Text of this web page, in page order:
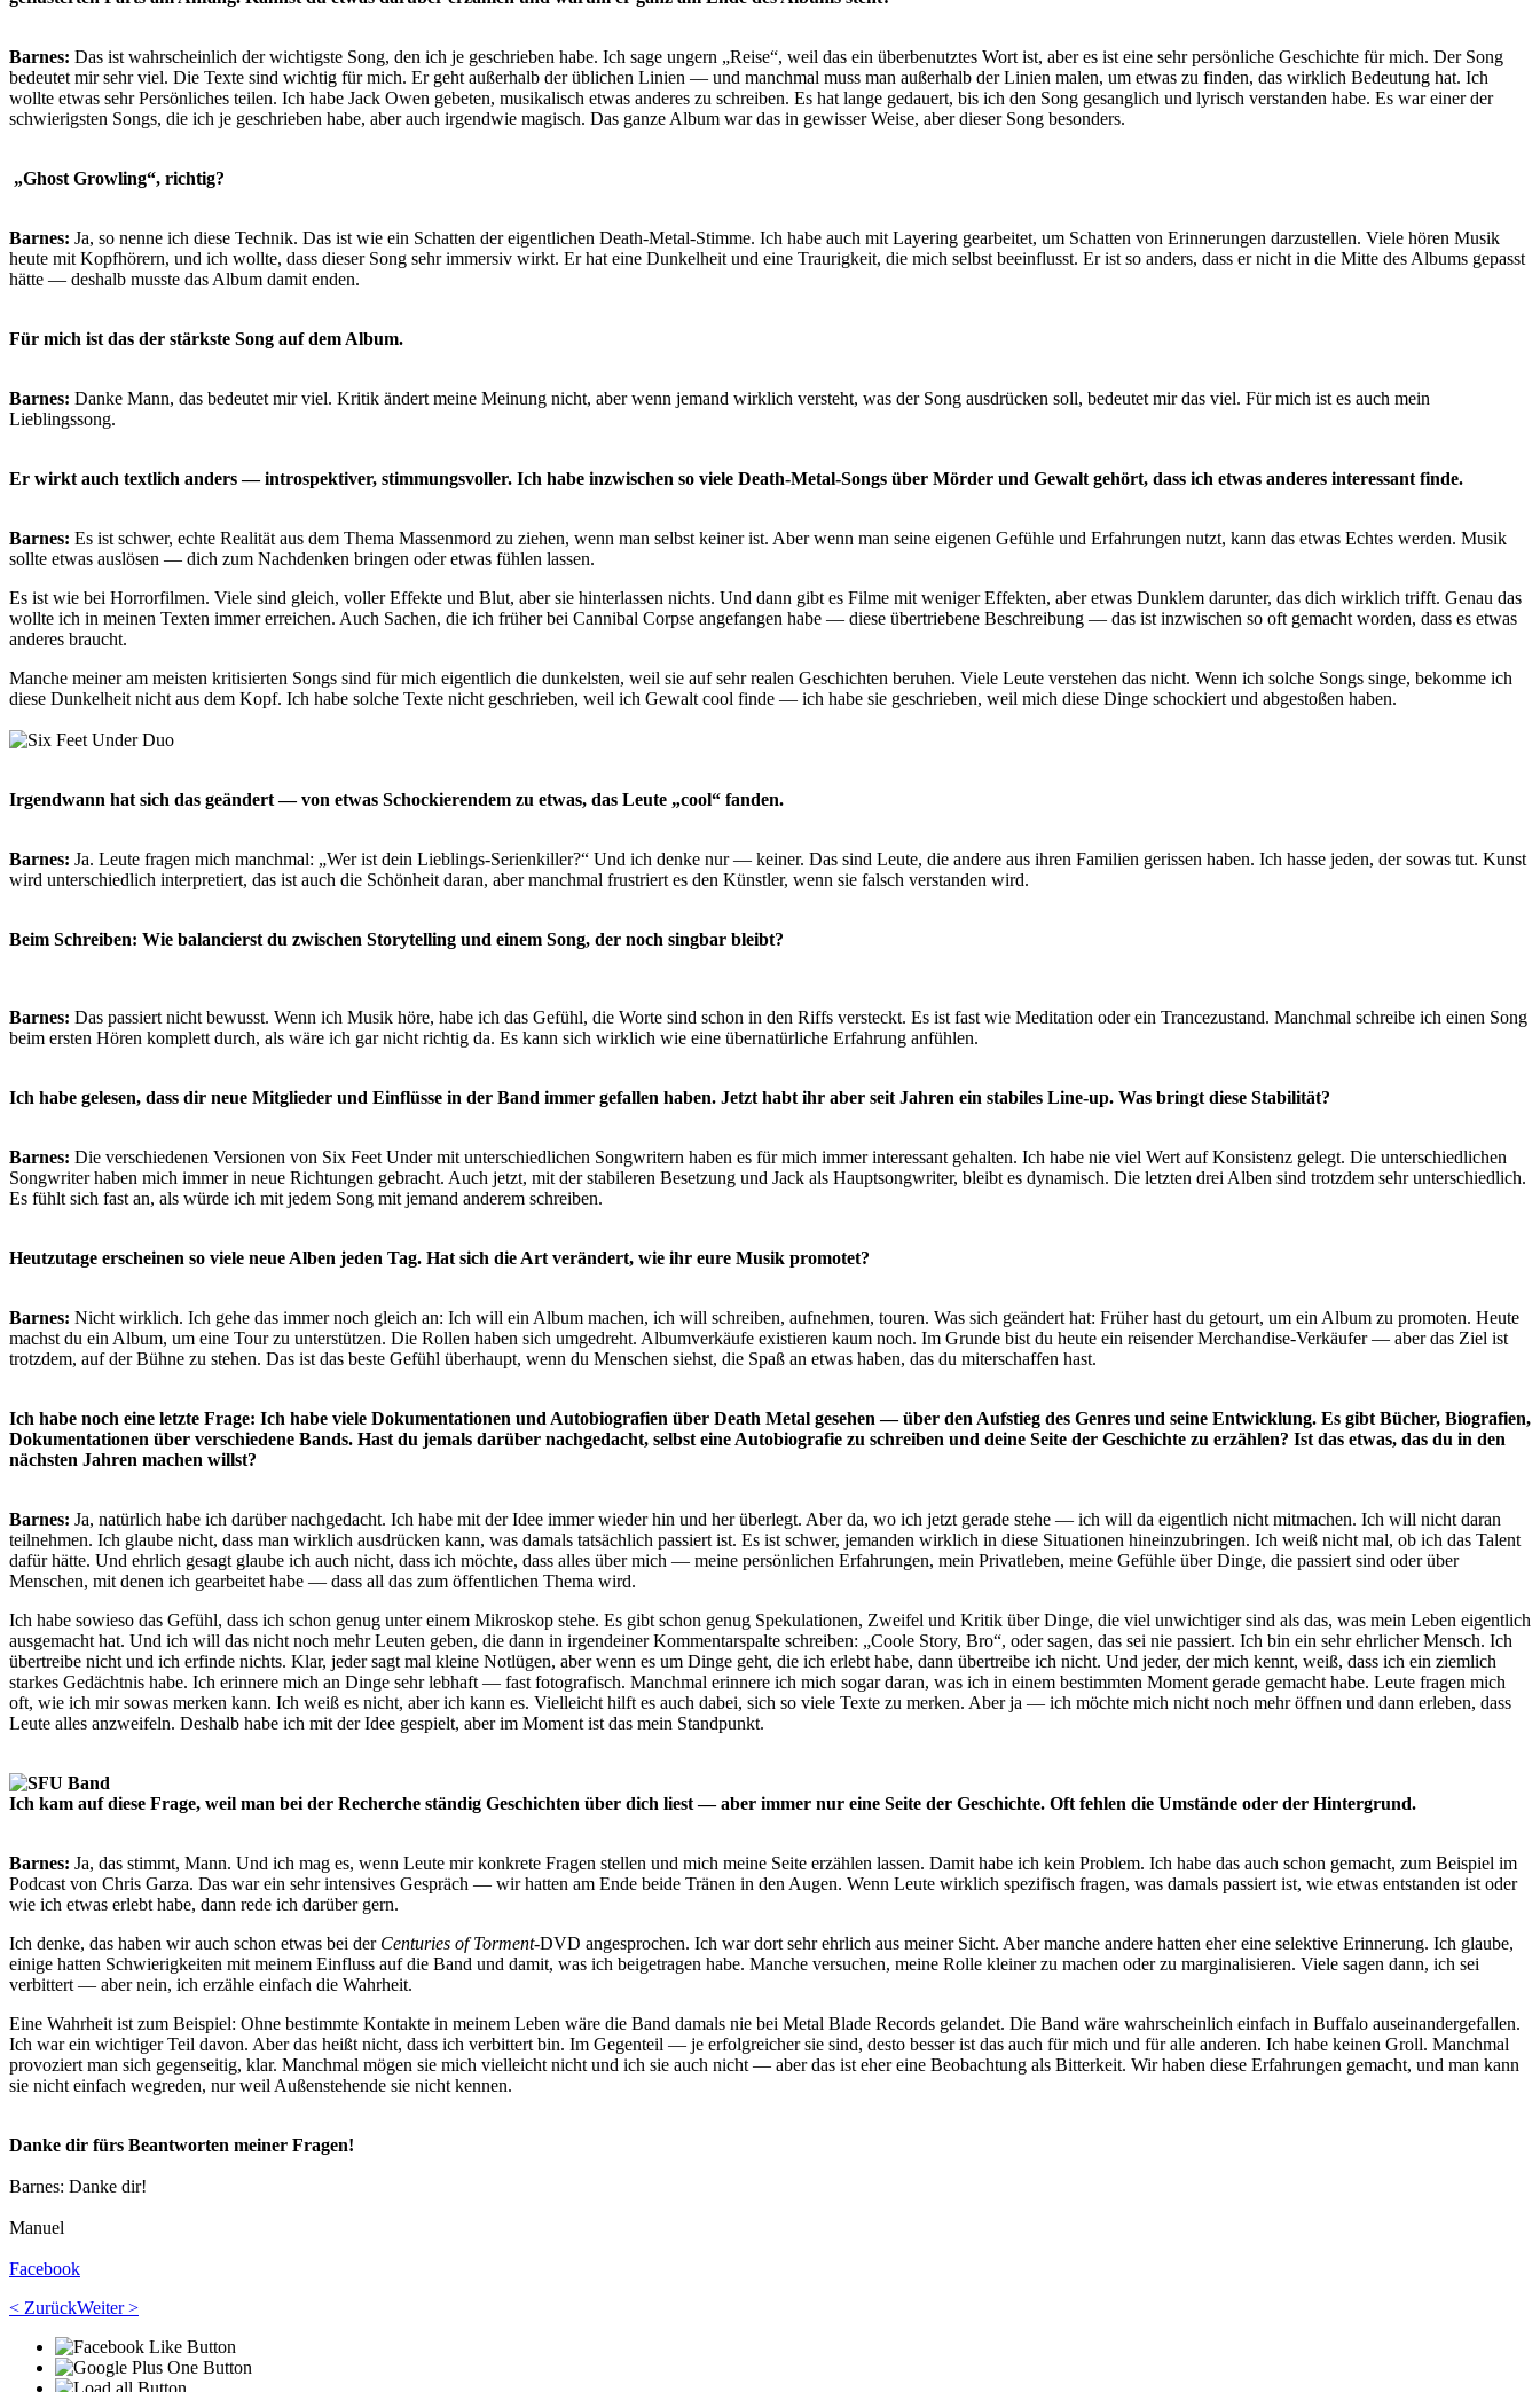
Barnes: Das ist wahrscheinlich der wichtigste Song, den ich je geschrieben habe. Ich sage ungern „Reise“, weil das ein überbenutztes Wort ist, aber es ist eine sehr persönliche Geschichte für mich. Der Song
bedeutet mir sehr viel. Die Texte sind wichtig für mich. Er geht außerhalb der üblichen Linien — und manchmal muss man außerhalb der Linien malen, um etwas zu finden, das wirklich Bedeutung hat. Ich
wollte etwas sehr Persönliches teilen. Ich habe Jack Owen gebeten, musikalisch etwas anderes zu schreiben. Es hat lange gedauert, bis ich den Song gesanglich und lyrisch verstanden habe. Es war einer der
schwierigsten Songs, die ich je geschrieben habe, aber auch irgendwie magisch. Das ganze Album war das in gewisser Weise, aber dieser Song besonders.
„Ghost Growling“, richtig?
Barnes: Ja, so nenne ich diese Technik. Das ist wie ein Schatten der eigentlichen Death-Metal-Stimme. Ich habe auch mit Layering gearbeitet, um Schatten von Erinnerungen darzustellen. Viele hören Musik
heute mit Kopfhörern, und ich wollte, dass dieser Song sehr immersiv wirkt. Er hat eine Dunkelheit und eine Traurigkeit, die mich selbst beeinflusst. Er ist so anders, dass er nicht in die Mitte des Albums gepasst
hätte — deshalb musste das Album damit enden.
Für mich ist das der stärkste Song auf dem Album.
Barnes: Danke Mann, das bedeutet mir viel. Kritik ändert meine Meinung nicht, aber wenn jemand wirklich versteht, was der Song ausdrücken soll, bedeutet mir das viel. Für mich ist es auch mein
Lieblingssong.
Er wirkt auch textlich anders — introspektiver, stimmungsvoller. Ich habe inzwischen so viele Death-Metal-Songs über Mörder und Gewalt gehört, dass ich etwas anderes interessant finde.
Barnes: Es ist schwer, echte Realität aus dem Thema Massenmord zu ziehen, wenn man selbst keiner ist. Aber wenn man seine eigenen Gefühle und Erfahrungen nutzt, kann das etwas Echtes werden. Musik
sollte etwas auslösen — dich zum Nachdenken bringen oder etwas fühlen lassen.
Es ist wie bei Horrorfilmen. Viele sind gleich, voller Effekte und Blut, aber sie hinterlassen nichts. Und dann gibt es Filme mit weniger Effekten, aber etwas Dunklem darunter, das dich wirklich trifft. Genau das
wollte ich in meinen Texten immer erreichen. Auch Sachen, die ich früher bei Cannibal Corpse angefangen habe — diese übertriebene Beschreibung — das ist inzwischen so oft gemacht worden, dass es etwas
anderes braucht.
Manche meiner am meisten kritisierten Songs sind für mich eigentlich die dunkelsten, weil sie auf sehr realen Geschichten beruhen. Viele Leute verstehen das nicht. Wenn ich solche Songs singe, bekomme ich
diese Dunkelheit nicht aus dem Kopf. Ich habe solche Texte nicht geschrieben, weil ich Gewalt cool finde — ich habe sie geschrieben, weil mich diese Dinge schockiert und abgestoßen haben.
Irgendwann hat sich das geändert — von etwas Schockierendem zu etwas, das Leute „cool“ fanden.
Barnes: Ja. Leute fragen mich manchmal: „Wer ist dein Lieblings-Serienkiller?“ Und ich denke nur — keiner. Das sind Leute, die andere aus ihren Familien gerissen haben. Ich hasse jeden, der sowas tut. Kunst
wird unterschiedlich interpretiert, das ist auch die Schönheit daran, aber manchmal frustriert es den Künstler, wenn sie falsch verstanden wird.
Beim Schreiben: Wie balancierst du zwischen Storytelling und einem Song, der noch singbar bleibt?
Barnes: Das passiert nicht bewusst. Wenn ich Musik höre, habe ich das Gefühl, die Worte sind schon in den Riffs versteckt. Es ist fast wie Meditation oder ein Trancezustand. Manchmal schreibe ich einen Song
beim ersten Hören komplett durch, als wäre ich gar nicht richtig da. Es kann sich wirklich wie eine übernatürliche Erfahrung anfühlen.
Ich habe gelesen, dass dir neue Mitglieder und Einflüsse in der Band immer gefallen haben. Jetzt habt ihr aber seit Jahren ein stabiles Line-up. Was bringt diese Stabilität?
Barnes: Die verschiedenen Versionen von Six Feet Under mit unterschiedlichen Songwritern haben es für mich immer interessant gehalten. Ich habe nie viel Wert auf Konsistenz gelegt. Die unterschiedlichen
Songwriter haben mich immer in neue Richtungen gebracht. Auch jetzt, mit der stabileren Besetzung und Jack als Hauptsongwriter, bleibt es dynamisch. Die letzten drei Alben sind trotzdem sehr unterschiedlich.
Es fühlt sich fast an, als würde ich mit jedem Song mit jemand anderem schreiben.
Heutzutage erscheinen so viele neue Alben jeden Tag. Hat sich die Art verändert, wie ihr eure Musik promotet?
Barnes: Nicht wirklich. Ich gehe das immer noch gleich an: Ich will ein Album machen, ich will schreiben, aufnehmen, touren. Was sich geändert hat: Früher hast du getourt, um ein Album zu promoten. Heute
machst du ein Album, um eine Tour zu unterstützen. Die Rollen haben sich umgedreht. Albumverkäufe existieren kaum noch. Im Grunde bist du heute ein reisender Merchandise-Verkäufer — aber das Ziel ist
trotzdem, auf der Bühne zu stehen. Das ist das beste Gefühl überhaupt, wenn du Menschen siehst, die Spaß an etwas haben, das du miterschaffen hast.
Ich habe noch eine letzte Frage: Ich habe viele Dokumentationen und Autobiografien über Death Metal gesehen — über den Aufstieg des Genres und seine Entwicklung. Es gibt Bücher, Biografien,
Dokumentationen über verschiedene Bands. Hast du jemals darüber nachgedacht, selbst eine Autobiografie zu schreiben und deine Seite der Geschichte zu erzählen? Ist das etwas, das du in den
nächsten Jahren machen willst?
Barnes: Ja, natürlich habe ich darüber nachgedacht. Ich habe mit der Idee immer wieder hin und her überlegt. Aber da, wo ich jetzt gerade stehe — ich will da eigentlich nicht mitmachen. Ich will nicht daran
teilnehmen. Ich glaube nicht, dass man wirklich ausdrücken kann, was damals tatsächlich passiert ist. Es ist schwer, jemanden wirklich in diese Situationen hineinzubringen. Ich weiß nicht mal, ob ich das Talent
dafür hätte. Und ehrlich gesagt glaube ich auch nicht, dass ich möchte, dass alles über mich — meine persönlichen Erfahrungen, mein Privatleben, meine Gefühle über Dinge, die passiert sind oder über
Menschen, mit denen ich gearbeitet habe — dass all das zum öffentlichen Thema wird.
Ich habe sowieso das Gefühl, dass ich schon genug unter einem Mikroskop stehe. Es gibt schon genug Spekulationen, Zweifel und Kritik über Dinge, die viel unwichtiger sind als das, was mein Leben eigentlich
ausgemacht hat. Und ich will das nicht noch mehr Leuten geben, die dann in irgendeiner Kommentarspalte schreiben: „Coole Story, Bro“, oder sagen, das sei nie passiert. Ich bin ein sehr ehrlicher Mensch. Ich
übertreibe nicht und ich erfinde nichts. Klar, jeder sagt mal kleine Notlügen, aber wenn es um Dinge geht, die ich erlebt habe, dann übertreibe ich nicht. Und jeder, der mich kennt, weiß, dass ich ein ziemlich
starkes Gedächtnis habe. Ich erinnere mich an Dinge sehr lebhaft — fast fotografisch. Manchmal erinnere ich mich sogar daran, was ich in einem bestimmten Moment gerade gemacht habe. Leute fragen mich
oft, wie ich mir sowas merken kann. Ich weiß es nicht, aber ich kann es. Vielleicht hilft es auch dabei, sich so viele Texte zu merken. Aber ja — ich möchte mich nicht noch mehr öffnen und dann erleben, dass
Leute alles anzweifeln. Deshalb habe ich mit der Idee gespielt, aber im Moment ist das mein Standpunkt.
Ich kam auf diese Frage, weil man bei der Recherche ständig Geschichten über dich liest — aber immer nur eine Seite der Geschichte. Oft fehlen die Umstände oder der Hintergrund.
Barnes: Ja, das stimmt, Mann. Und ich mag es, wenn Leute mir konkrete Fragen stellen und mich meine Seite erzählen lassen. Damit habe ich kein Problem. Ich habe das auch schon gemacht, zum Beispiel im
Podcast von Chris Garza. Das war ein sehr intensives Gespräch — wir hatten am Ende beide Tränen in den Augen. Wenn Leute wirklich spezifisch fragen, was damals passiert ist, wie etwas entstanden ist oder
wie ich etwas erlebt habe, dann rede ich darüber gern.
Ich denke, das haben wir auch schon etwas bei der Centuries of Torment-DVD angesprochen. Ich war dort sehr ehrlich aus meiner Sicht. Aber manche andere hatten eher eine selektive Erinnerung. Ich glaube,
einige hatten Schwierigkeiten mit meinem Einfluss auf die Band und damit, was ich beigetragen habe. Manche versuchen, meine Rolle kleiner zu machen oder zu marginalisieren. Viele sagen dann, ich sei
verbittert — aber nein, ich erzähle einfach die Wahrheit.
Eine Wahrheit ist zum Beispiel: Ohne bestimmte Kontakte in meinem Leben wäre die Band damals nie bei Metal Blade Records gelandet. Die Band wäre wahrscheinlich einfach in Buffalo auseinandergefallen.
Ich war ein wichtiger Teil davon. Aber das heißt nicht, dass ich verbittert bin. Im Gegenteil — je erfolgreicher sie sind, desto besser ist das auch für mich und für alle anderen. Ich habe keinen Groll. Manchmal
provoziert man sich gegenseitig, klar. Manchmal mögen sie mich vielleicht nicht und ich sie auch nicht — aber das ist eher eine Beobachtung als Bitterkeit. Wir haben diese Erfahrungen gemacht, und man kann
sie nicht einfach wegreden, nur weil Außenstehende sie nicht kennen.
Danke dir fürs Beantworten meiner Fragen!
Barnes: Danke dir!
Manuel
Facebook
< ZurückWeiter >